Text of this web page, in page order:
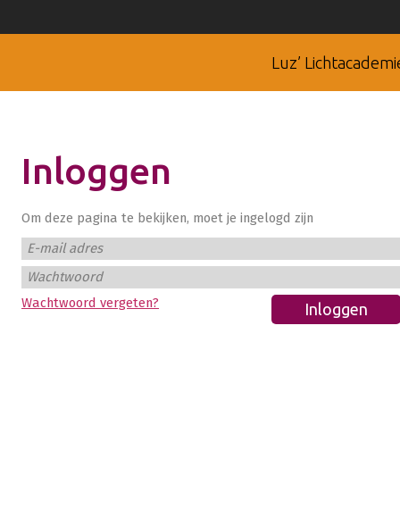
Luz’
Inloggen
Om deze pagina te bekijken, moet je ingelogd zijn
E-mail adres
Wachtwoord
Wachtwoord vergeten?